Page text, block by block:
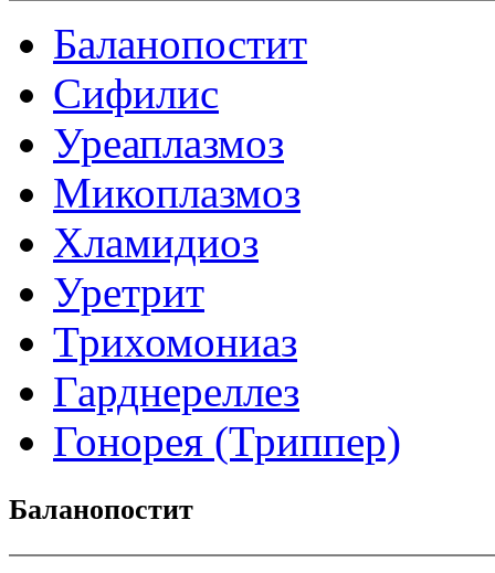
Баланопостит
Сифилис
Уреаплазмоз
Микоплазмоз
Хламидиоз
Уретрит
Трихомониаз
Гарднереллез
Гонорея (Триппер)
Баланопостит